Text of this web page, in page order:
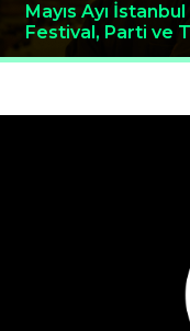
Mayıs Ayı
Festival, Parti ve